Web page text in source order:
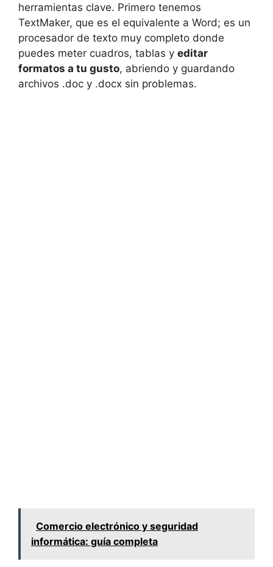
herramientas clave. Primero tenemos
TextMaker, que es el equivalente a Word; es un
procesador de texto muy completo donde
puedes meter cuadros, tablas y editar
formatos a tu gusto, abriendo y guardando
archivos .doc y .docx sin problemas.
Comercio electrónico y seguridad
informática: guía completa